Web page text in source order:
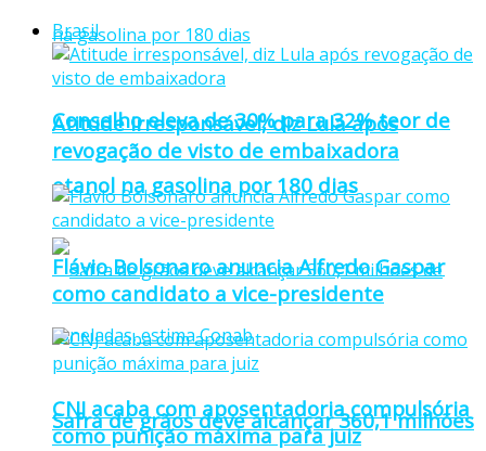
Conselho eleva de 30% para 32% teor de
etanol na gasolina por 180 dias
Safra de grãos deve alcançar 360,1 milhões
Brasil
Atitude irresponsável, diz Lula após
revogação de visto de embaixadora
Flávio Bolsonaro anuncia Alfredo Gaspar
como candidato a vice-presidente
CNJ acaba com aposentadoria compulsória
como punição máxima para juiz